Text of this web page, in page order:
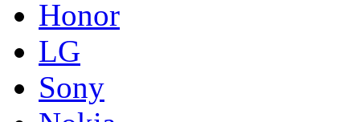
Honor
LG
Sony